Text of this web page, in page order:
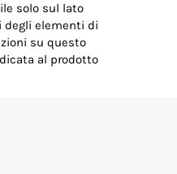
solo sul lato
degli elementi di
su questo
al prodotto